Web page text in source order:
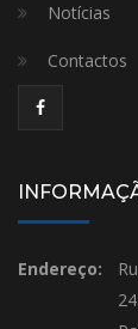
Notícias
Contactos
Endereço: